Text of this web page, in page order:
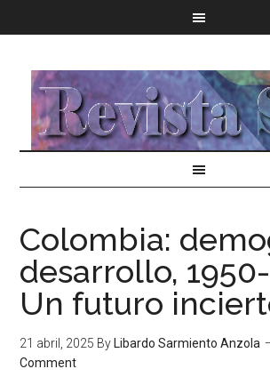
Colombia:
desarrollo,
Un futuro
21 abril, 2025 By Libardo Sarmiento Anzola
Comment